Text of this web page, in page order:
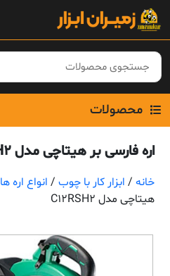
Skip
content
محصولات
اره فارسی بر هیتاچی مدل C12RSH2
خانه / ابزار کار با چوب / انواع اره ها
هیتاچی مدل C12RSH2